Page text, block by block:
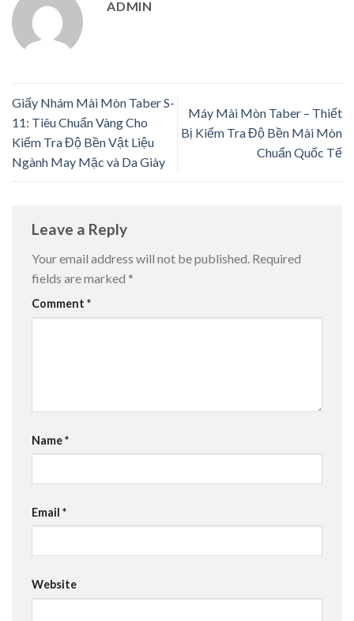
ADMIN
Giấy Nhám Mài Mòn Taber S-
11: Tiêu Chuẩn Vàng Cho
Kiểm Tra Độ Bền Vật Liệu
Ngành May Mặc và Da Giày
Máy Mài Mòn Taber – Thiết
Bị Kiểm Tra Độ Bền Mài Mòn
Chuẩn Quốc Tế
Leave a Reply
Your email address will not be published. Required
fields are marked *
Comment *
Name*
Email *
Website